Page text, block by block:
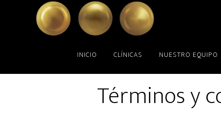
INICIO CLÍNICAS NUESTRO EQUIPO
Términos y